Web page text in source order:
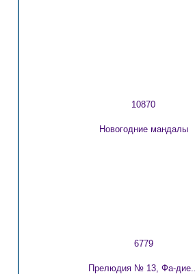
10870
Новогодние мандалы
6779
Прелюдия № 13, Фа-дие...